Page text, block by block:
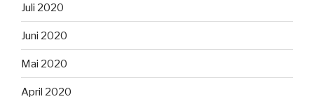
Juli 2020
Juni 2020
Mai 2020
April 2020